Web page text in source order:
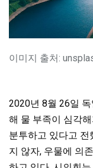
이미지 출처:
2020년 8월 26일
해 물 부족이 심각
분투하고 있다고 전
지 않자, 우물에 의